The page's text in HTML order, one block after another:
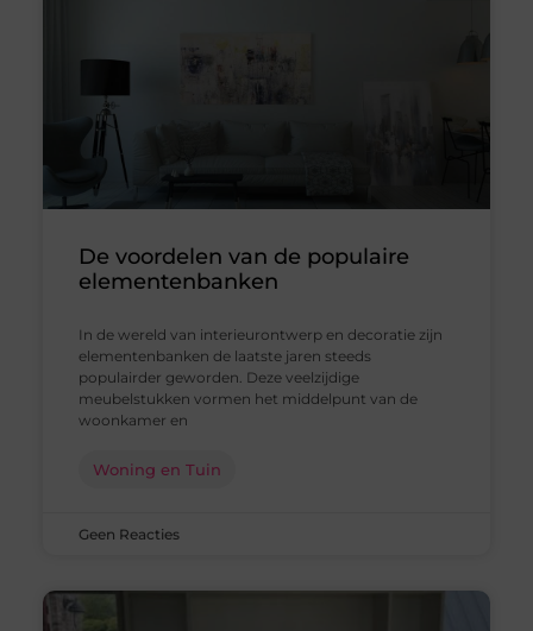
De voordelen van de populaire
elementenbanken
In de wereld van interieurontwerp en decoratie zijn
elementenbanken de laatste jaren steeds
populairder geworden. Deze veelzijdige
meubelstukken vormen het middelpunt van de
woonkamer en
Woning en Tuin
Geen Reacties